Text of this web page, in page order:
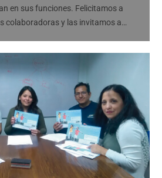
en sus funciones. Felicitamos a
colaboradoras y las invitamos a…